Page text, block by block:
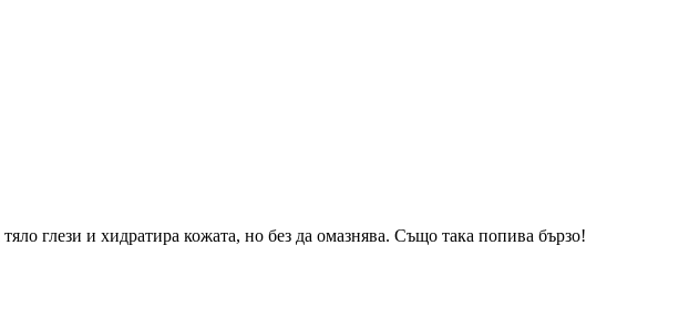
глези и хидратира кожата, но без да омазнява. Също така попива бързо!